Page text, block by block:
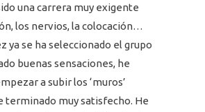
una carrera muy exigente
los nervios, la colocación…
ya se ha seleccionado el grupo
buenas sensaciones, he
a subir los ‘muros’
terminado muy satisfecho. He